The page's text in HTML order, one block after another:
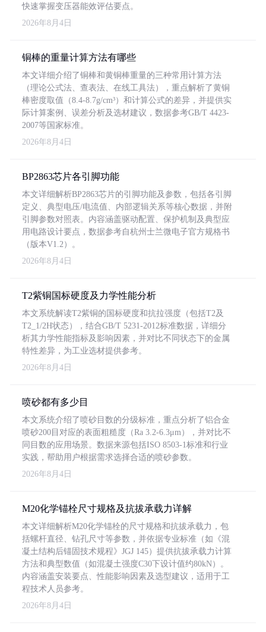
快速掌握变压器能效评估要点。
2026年8月4日
铜棒的重量计算方法有哪些
本文详细介绍了铜棒和黄铜棒重量的三种常用计算方法
（理论公式法、查表法、在线工具法），重点解析了黄铜
棒密度取值（8.4-8.7g/cm³）和计算公式的差异，并提供实
际计算案例、误差分析及选材建议，数据参考GB/T 4423-
2007等国家标准。
2026年8月4日
BP2863芯片各引脚功能
本文详细解析BP2863芯片的引脚功能及参数，包括各引脚
定义、典型电压/电流值、内部逻辑关系等核心数据，并附
引脚参数对照表。内容涵盖驱动配置、保护机制及典型应
用电路设计要点，数据参考自杭州士兰微电子官方规格书
（版本V1.2）。
2026年8月4日
T2紫铜国标硬度及力学性能分析
本文系统解读T2紫铜的国标硬度和抗拉强度（包括T2及
T2_1/2H状态），结合GB/T 5231-2012标准数据，详细分
析其力学性能指标及影响因素，并对比不同状态下的金属
特性差异，为工业选材提供参考。
2026年8月4日
喷砂都有多少目
本文系统介绍了喷砂目数的分级标准，重点分析了铝合金
喷砂200目对应的表面粗糙度（Ra 3.2-6.3μm），并对比不
同目数的应用场景。数据来源包括ISO 8503-1标准和行业
实践，帮助用户根据需求选择合适的喷砂参数。
2026年8月4日
M20化学锚栓尺寸规格及抗拔承载力详解
本文详细解析M20化学锚栓的尺寸规格和抗拔承载力，包
括螺杆直径、钻孔尺寸等参数，并依据专业标准（如《混
凝土结构后锚固技术规程》JGJ 145）提供抗拔承载力计算
方法和典型数值（如混凝土强度C30下设计值约80kN）。
内容涵盖安装要点、性能影响因素及选型建议，适用于工
程技术人员参考。
2026年8月4日